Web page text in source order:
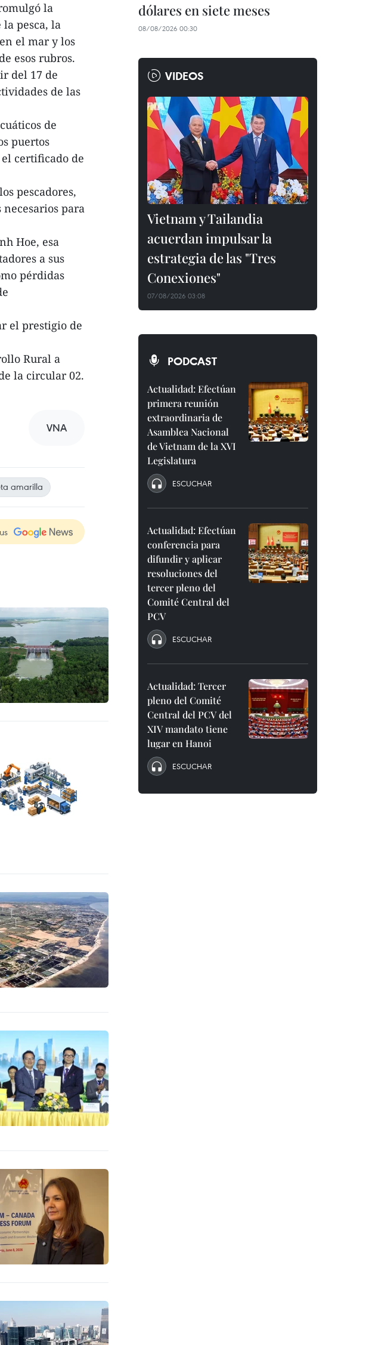
la
pesca, la
el mar y los
esos rubros.
del 17 de
de las
de
puertos
certificado de
pescadores,
para
Hoe, esa
a sus
pérdidas
el prestigio de
Rural a
la circular 02.
VNA
amarilla
dólares en siete meses
08/08/2026 00:30
VIDEOS
Vietnam y Tailandia
acuerdan impulsar la
estrategia de las "Tres
Conexiones"
07/08/2026 03:08
PODCAST
Actualidad: Efectúan
primera reunión
extraordinaria de
Asamblea Nacional
de Vietnam de la XVI
Legislatura
ESCUCHAR
Actualidad: Efectúan
conferencia para
difundir y aplicar
resoluciones del
tercer pleno del
Comité Central del
PCV
ESCUCHAR
Actualidad: Tercer
pleno del Comité
Central del PCV del
XIV mandato tiene
lugar en Hanoi
ESCUCHAR